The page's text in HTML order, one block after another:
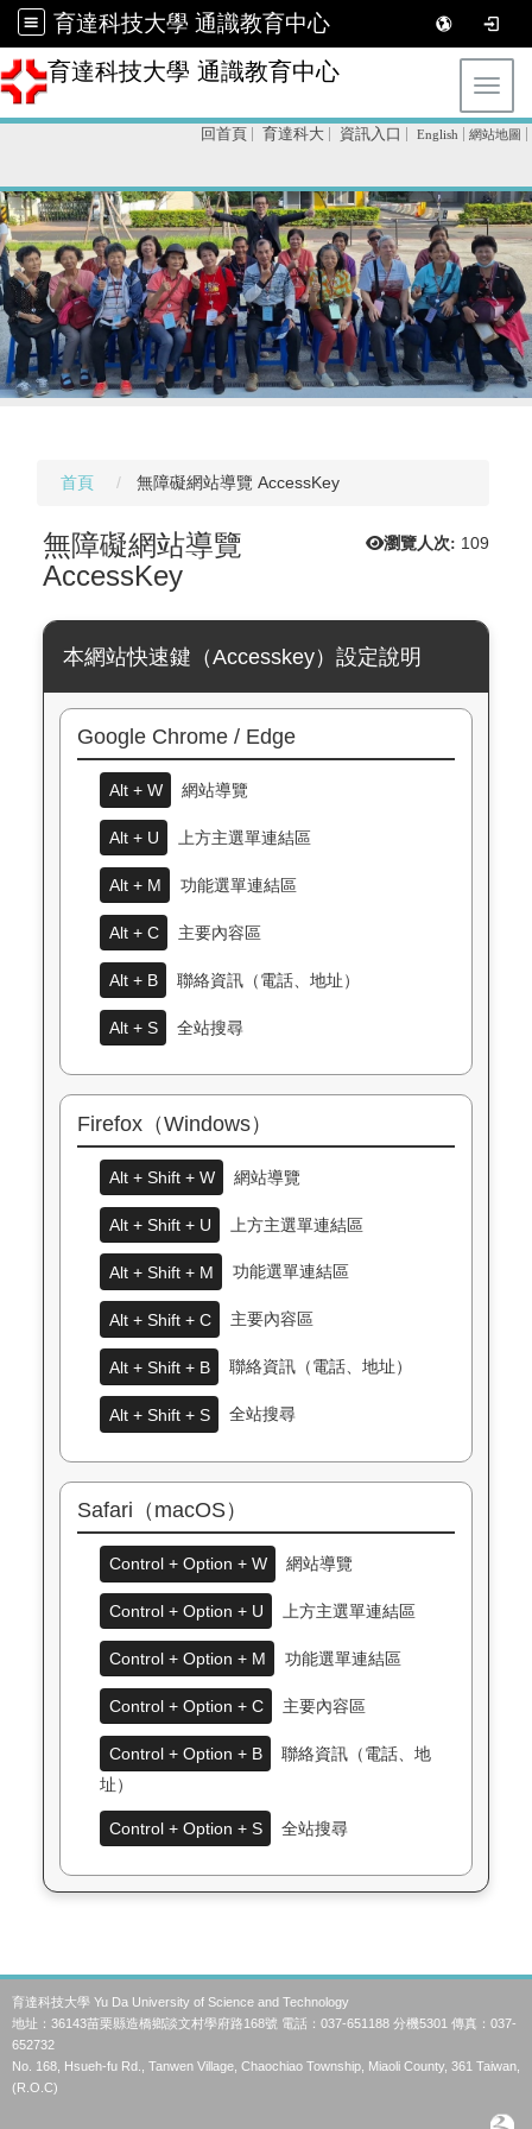
育達科技大學 通識教育中心
育達科技大學 通識教育中心
回首頁 育達科大 資訊入口 English 網站地圖
首頁 無障礙網站導覽 AccessKey
瀏覽人次: 109
無障礙網站導覽
AccessKey
本網站快速鍵（Accesskey）設定說明
Google Chrome / Edge
Alt + W 網站導覽
Alt + U 上方主選單連結區
Alt + M 功能選單連結區
Alt + C 主要內容區
Alt + B 聯絡資訊（電話、地址）
Alt + S 全站搜尋
Firefox（Windows）
Alt + Shift + W 網站導覽
Alt + Shift + U 上方主選單連結區
Alt + Shift + M 功能選單連結區
Alt + Shift + C 主要內容區
Alt + Shift + B 聯絡資訊（電話、地址）
Alt + Shift + S 全站搜尋
Safari（macOS）
Control + Option + W 網站導覽
Control + Option + U 上方主選單連結區
Control + Option + M 功能選單連結區
Control + Option + C 主要內容區
Control + Option + B
聯絡資訊（電話、地
址）
Control + Option + S 全站搜尋
育達科技大學 Yu Da University of Science and Technology
地址：36143苗栗縣造橋鄉談文村學府路168號 電話：037-651188 分機5301 傳真：037-
652732
No. 168, Hsueh-fu Rd., Tanwen Village, Chaochiao Township, Miaoli County, 361 Taiwan,
(R.O.C)